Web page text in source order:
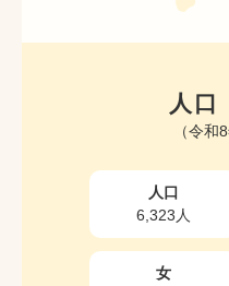
人口
（令和
人口
6,323人
女